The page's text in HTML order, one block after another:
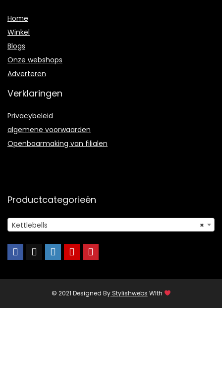
Home
Winkel
Blogs
Onze webshops
Adverteren
Verklaringen
Privacybeleid
algemene voorwaarden
Openbaarmaking van filialen
Productcategorieën
×
Kettlebells
© 2021 Designed ByStylishwebs WIth